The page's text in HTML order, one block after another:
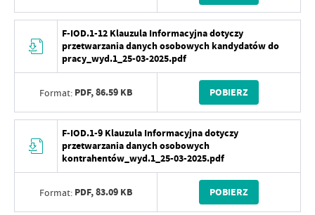
F-IOD.1-12 Klauzula Informacyjna dotyczy
przetwarzania danych osobowych kandydatów do
pracy_wyd.1_25-03-2025.pdf
Format: PDF,86.59 KB POBIERZ
F-IOD.1-9 Klauzula Informacyjna dotyczy
przetwarzania danych osobowych
kontrahentów_wyd.1_25-03-2025.pdf
Format: PDF,83.09 KB POBIERZ